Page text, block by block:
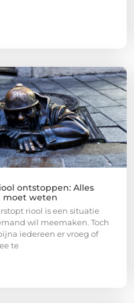
ontstoppen: Alles
moet weten
riool is een situatie
wil meemaken. Toch
iedereen er vroeg of
te